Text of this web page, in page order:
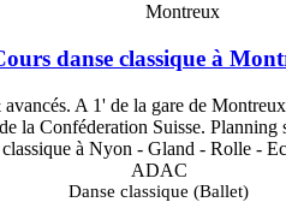
Montreux
danse classique à
A 1' de la gare de
la Conféderation Suisse.
ADAC
Danse classique (Ballet)